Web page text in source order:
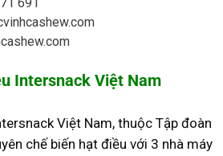
Intersnack Việt Nam
Việt Nam, thuộc Tập đoàn
chế biến hạt điều với 3 nhà máy